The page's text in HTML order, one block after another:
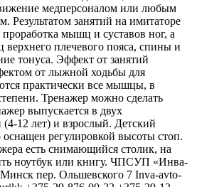
медперсоналом или любым
занятий на имитаторе
проработка мышц и суставов ног, а
плечевого пояса, спины и
тонуса. Эффект от занятий
от лыжной ходьбы для
практически все мышцы, в
Тренажер можно сделать
выпускается в двух
12 лет) и взрослый. Детский
регулировкой высоты стоп.
есть снимающийся столик, на
ноутбук или книгу. ЧПСУП «Инва-
пер. Ольшевского 7 Inva-avto-